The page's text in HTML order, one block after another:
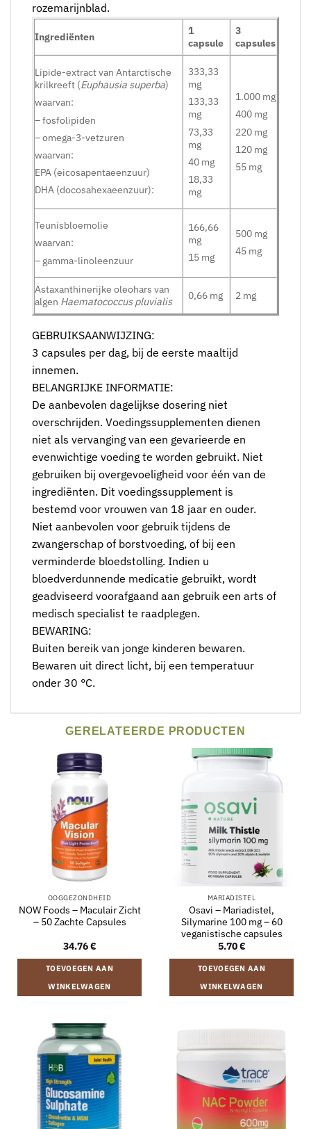
rozemarijnblad.
Ingrediënten
1
capsule
3
capsules
Lipide-extract van Antarctische
krilkreeft (Euphausia superba)
waarvan:
– fosfolipiden
– omega-3-vetzuren
waarvan:
EPA (eicosapentaeenzuur)
DHA (docosahexaeenzuur):
333,33
mg
133,33
mg
73,33
mg
40 mg
18,33
mg
1.000 mg
400 mg
220 mg
120 mg
55 mg
Teunisbloemolie
waarvan:
– gamma-linoleenzuur
166,66
mg
15 mg
500 mg
45 mg
Astaxanthinerijke oleohars van
algen Haematococcus pluvialis 0,66 mg 2 mg
GEBRUIKSAANWIJZING:
3 capsules per dag, bij de eerste maaltijd
innemen.
BELANGRIJKE INFORMATIE:
De aanbevolen dagelijkse dosering niet
overschrijden. Voedingssupplementen dienen
niet als vervanging van een gevarieerde en
evenwichtige voeding te worden gebruikt. Niet
gebruiken bij overgevoeligheid voor één van de
ingrediënten. Dit voedingssupplement is
bestemd voor vrouwen van 18 jaar en ouder.
Niet aanbevolen voor gebruik tijdens de
zwangerschap of borstvoeding, of bij een
verminderde bloedstolling. Indien u
bloedverdunnende medicatie gebruikt, wordt
geadviseerd voorafgaand aan gebruik een arts of
medisch specialist te raadplegen.
BEWARING:
Buiten bereik van jonge kinderen bewaren.
Bewaren uit direct licht, bij een temperatuur
onder 30 °C.
GERELATEERDE PRODUCTEN
OOGGEZONDHEID
NOW Foods – Maculair Zicht
– 50 Zachte Capsules
34.76€
TOEVOEGEN AAN
WINKELWAGEN
MARIADISTEL
Osavi – Mariadistel,
Silymarine 100 mg – 60
veganistische capsules
5.70€
TOEVOEGEN AAN
WINKELWAGEN